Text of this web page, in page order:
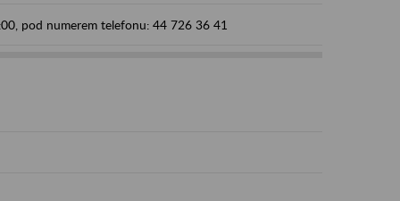
pod numerem telefonu: 44 726 36 41